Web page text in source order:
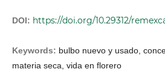
DOI: https://doi.org/10.29312/
Keywords: bulbo nuevo y usado,
materia seca, vida en florero